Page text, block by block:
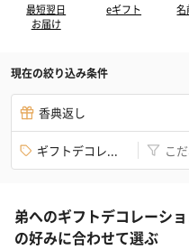
最短翌日
お届け
eギフト 名
現在の絞り込み条件
香典返し
ギフトデコレ... こ
弟へのギフトデコレーシ
の好みに合わせて選ぶ